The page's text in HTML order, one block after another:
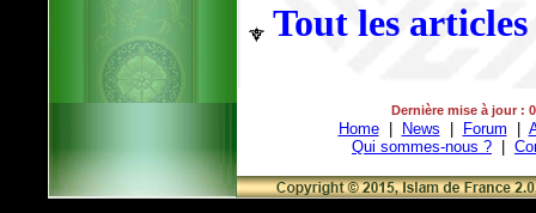
Tout les articles
Dernière mise à jour :
Home| News Forum
Qui sommes-nous ?